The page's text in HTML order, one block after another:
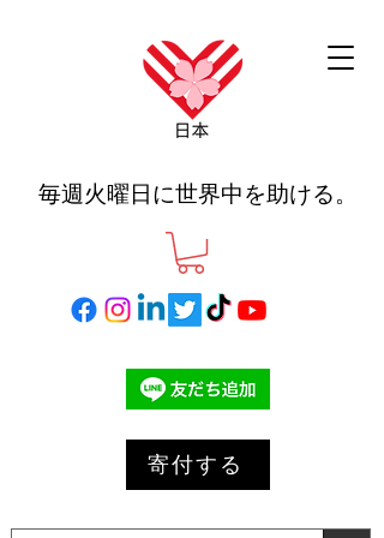
毎週火曜日に世界中を助ける。
寄付する